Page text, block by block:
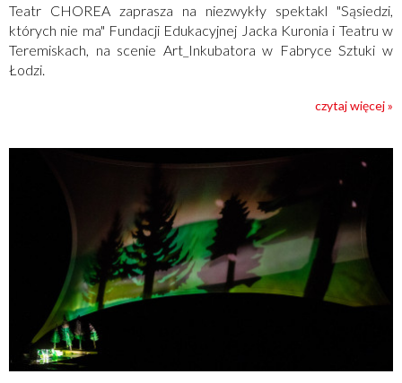
Teatr CHOREA zaprasza na niezwykły spektakl "Sąsiedzi,
których nie ma" Fundacji Edukacyjnej Jacka Kuronia i Teatru w
Teremiskach, na scenie Art_Inkubatora w Fabryce Sztuki w
Łodzi.
czytaj więcej »